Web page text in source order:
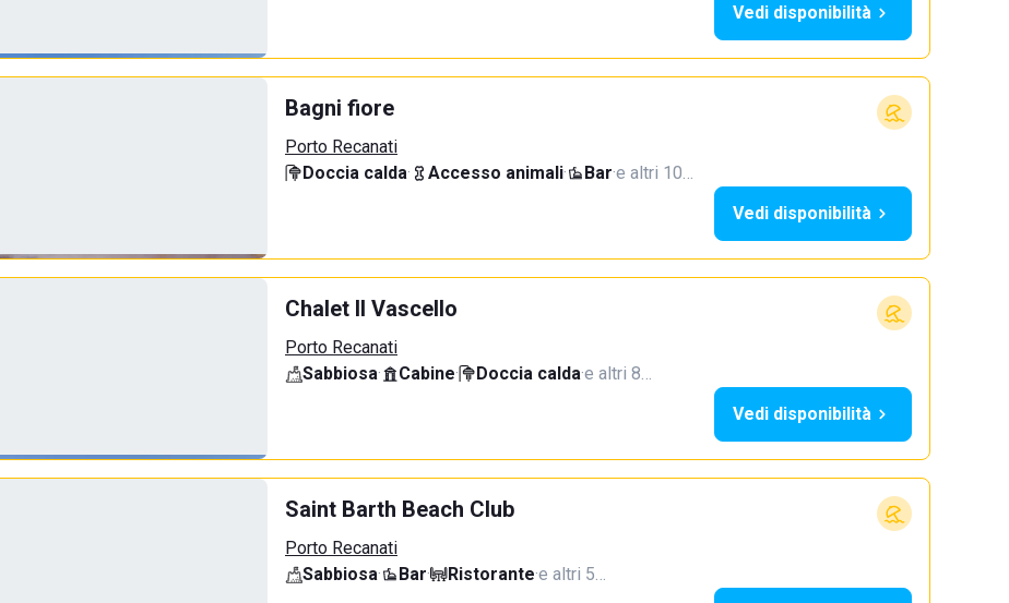
Vedi disponibilità
Bagni fiore
Porto Recanati
Doccia calda· Accesso animali· Bar·e altri 10…
Vedi disponibilità
Chalet Il Vascello
Porto Recanati
Sabbiosa· Cabine· Doccia calda·e altri 8…
Vedi disponibilità
Saint Barth Beach Club
Porto Recanati
Sabbiosa· Bar· Ristorante·e altri 5…